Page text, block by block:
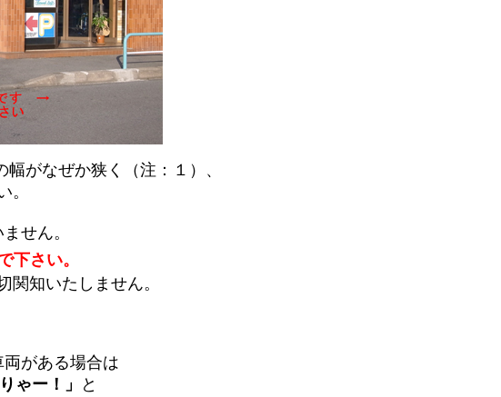
幅がなぜか狭く（注：１）、
。
せん。
下さい。
知いたしません。
がある場合は
ゃー！」 と